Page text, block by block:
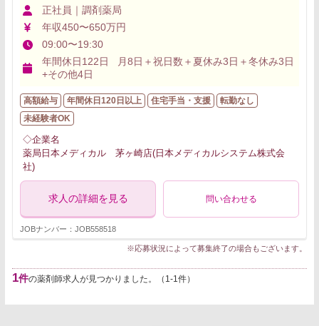
正社員｜調剤薬局
年収450〜650万円
09:00〜19:30
年間休日122日 月8日＋祝日数＋夏休み3日＋冬休み3日
+その他4日
高額給与 年間休日120日以上 住宅手当・支援
転勤なし
未経験者OK
◇企業名
薬局日本メディカル 茅ヶ崎店(日本メディカルシステム株式会
社)
求人の詳細を見る 問い合わせる
JOBナンバー：JOB558518
※応募状況によって募集終了の場合もございます。
1件の薬剤師求人が見つかりました。（1-1件）